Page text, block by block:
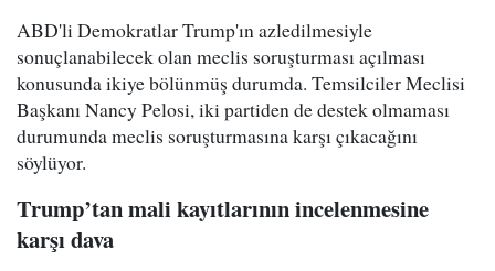
ABD'li Demokratlar Trump'ın azledilmesiyle
sonuçlanabilecek olan meclis soruşturması açılması
konusunda ikiye bölünmüş durumda. Temsilciler Meclisi
Başkanı Nancy Pelosi, iki partiden de destek olmaması
durumunda meclis soruşturmasına karşı çıkacağını
söylüyor.
Trump’tan mali kayıtlarının incelenmesine
karşı dava